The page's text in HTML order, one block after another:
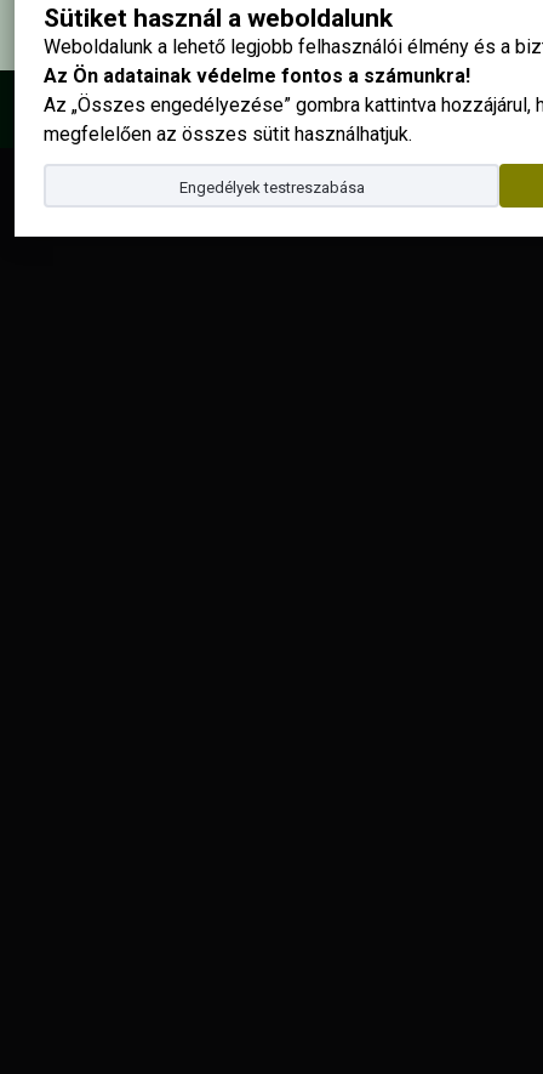
Sütiket használ a weboldalunk
Weboldalunk a lehető legjobb felhasználói élmény és a
Az Ön adatainak védelme fontos a számunkra!
Az „Összes engedélyezése” gombra kattintva hozzájárul,
megfelelően az összes sütit használhatjuk.
Engedélyek testreszabása
© 2025 - Georgikon Alapítvány | site by